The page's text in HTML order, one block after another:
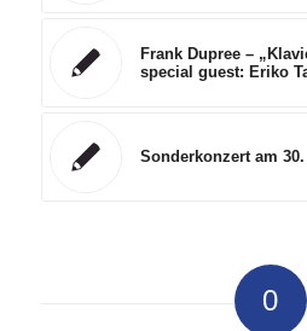
Frank Dupree –
special guest: Eriko
Sonderkonzert am
0